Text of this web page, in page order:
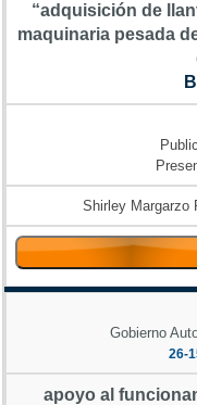
“adquisición de
maquinaria pesada
Shirley Margarzo
Gobierno
26-
apoyo al